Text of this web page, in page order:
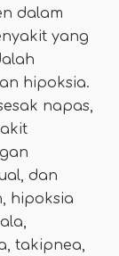
dalam
yang
hipoksia.
napas,
dan
hipoksia
takipnea,